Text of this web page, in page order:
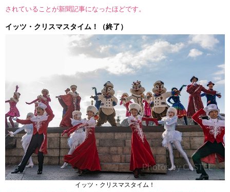
されていることが新聞記事になったほどです。
イッツ・クリスマスタイム！（終了）
イッツ・クリスマスタイム！